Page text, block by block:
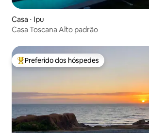
Casa ⋅ Ipu
Casa Toscana Alto padrão
Entre os melhores preferidos dos hóspedes
Preferido dos hóspedes